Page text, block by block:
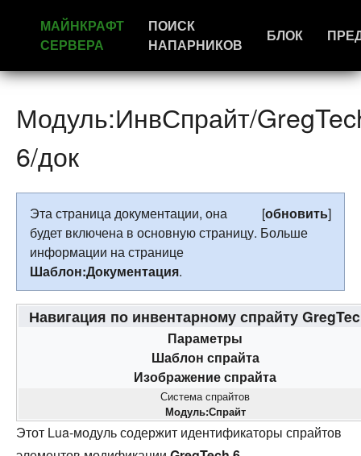
МАЙНКРАФТ
СЕРВЕРА
ПОИСК
НАПАРНИКОВ
БЛОК
Модуль:ИнвСпрайт/
6/док
[обновить]
Эта страница документации, она
будет включена в основную страницу. Больше
информации на странице
Шаблон:Документация.
Навигация по инвентарному спрайту
Параметры
Шаблон спрайта
Изображение спрайта
Система спрайтов
Модуль:Спрайт
Этот Lua-модуль содержит идентификаторы спрайтов